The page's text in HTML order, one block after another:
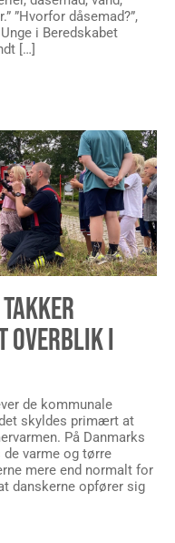
”Hvorfor dåsemad?”,
i Beredskabet
[…]
OVERBLIK I
de kommunale
skyldes primært at
På Danmarks
varme og tørre
mere end normalt for
danskerne opfører sig